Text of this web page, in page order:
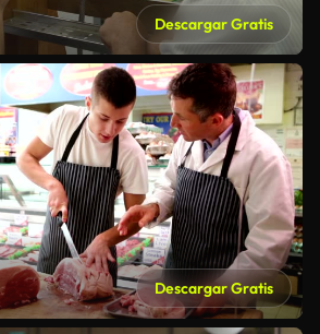
Descargar Gratis
Descargar Gratis